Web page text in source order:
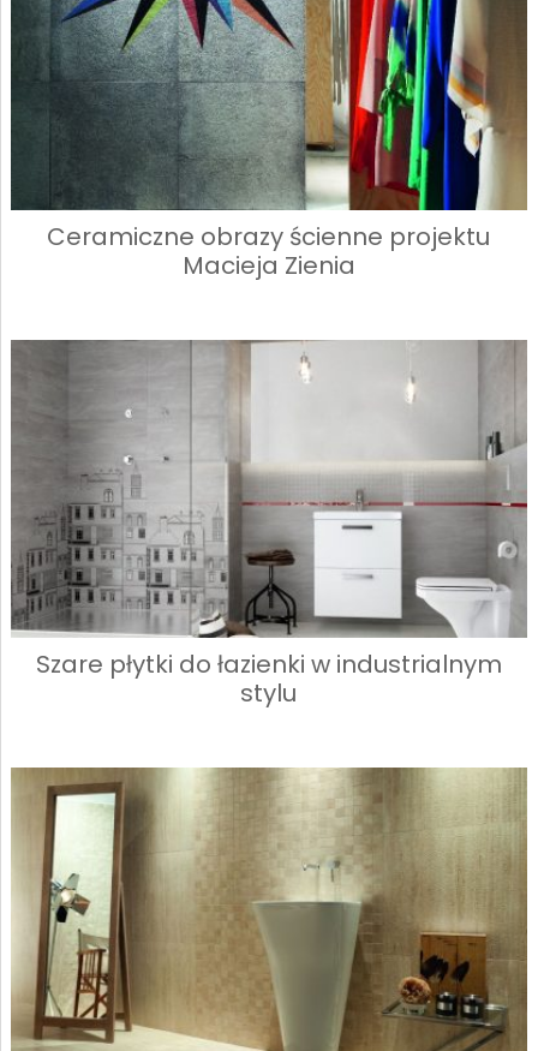
Ceramiczne obrazy ścienne projektu
Macieja Zienia
Szare płytki do łazienki w industrialnym
stylu